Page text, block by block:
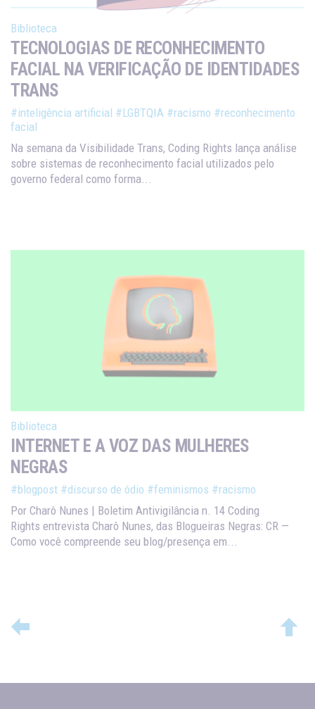
Biblioteca
TECNOLOGIAS DE RECONHECIMENTO
FACIAL NA VERIFICAÇÃO DE IDENTIDADES
TRANS
#inteligência artificial #LGBTQIA #racismo #reconhecimento
facial
Na semana da Visibilidade Trans, Coding Rights lança análise
sobre sistemas de reconhecimento facial utilizados pelo
governo federal como forma...
Biblioteca
INTERNET E A VOZ DAS MULHERES
NEGRAS
#blogpost #discurso de ódio #feminismos #racismo
Por Charô Nunes | Boletim Antivigilância n. 14 Coding
Rights entrevista Charô Nunes, das Blogueiras Negras: CR —
Como você compreende seu blog/presença em...